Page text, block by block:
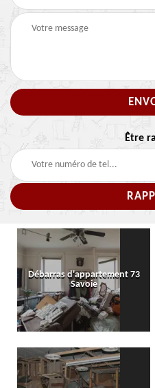
Être
Débarras d'appartement 73
Savoie